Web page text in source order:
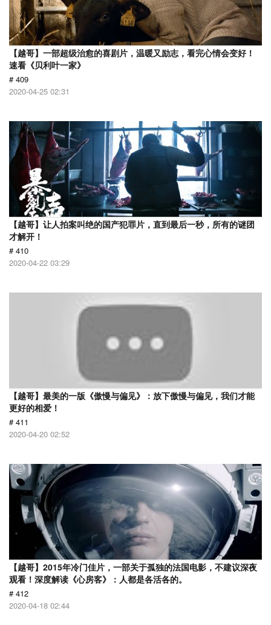
【越哥】一部超级治愈的喜剧片，温暖又励志，看完心情会变好！
速看《贝利叶一家》
# 409
2020-04-25 02:31
【越哥】让人拍案叫绝的国产犯罪片，直到最后一秒，所有的谜团
才解开！
# 410
2020-04-22 03:29
【越哥】最美的一版《傲慢与偏见》：放下傲慢与偏见，我们才能
更好的相爱！
# 411
2020-04-20 02:52
【越哥】2015年冷门佳片，一部关于孤独的法国电影，不建议深夜
观看！深度解读《心房客》：人都是各活各的。
# 412
2020-04-18 02:44